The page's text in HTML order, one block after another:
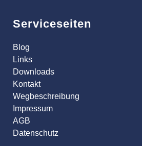
Serviceseiten
Blog
Links
Downloads
Kontakt
Wegbeschreibung
Impressum
AGB
Datenschutz